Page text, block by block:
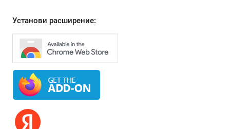
Установи расширение: